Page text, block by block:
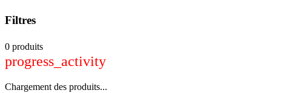
Filtres
0 produits
progress_activity
Chargement des produits...